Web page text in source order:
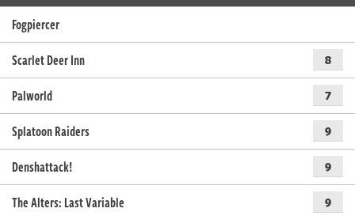
Fogpiercer
Scarlet Deer Inn
8
Palworld 7
Splatoon Raiders 9
Denshattack! 9
The Alters: Last Variable 9